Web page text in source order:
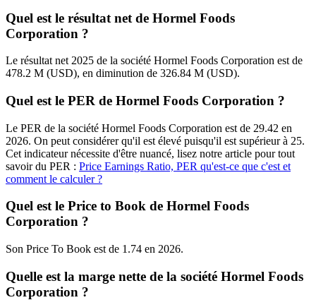
Quel est le résultat net de Hormel Foods
Corporation ?
Le résultat net 2025 de la société Hormel Foods Corporation est de
478.2 M (USD), en diminution de 326.84 M (USD).
Quel est le PER de Hormel Foods Corporation ?
Le PER de la société Hormel Foods Corporation est de 29.42 en
2026. On peut considérer qu'il est élevé puisqu'il est supérieur à 25.
Cet indicateur nécessite d'être nuancé, lisez notre article pour tout
savoir du PER : Price Earnings Ratio, PER qu'est-ce que c'est et
comment le calculer ?
Quel est le Price to Book de Hormel Foods
Corporation ?
Son Price To Book est de 1.74 en 2026.
Quelle est la marge nette de la société Hormel Foods
Corporation ?